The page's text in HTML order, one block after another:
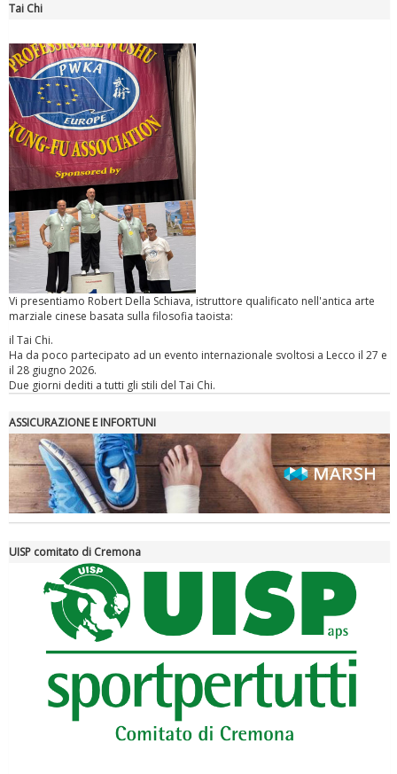
Tiziano Pesce a Radio InBlu2000 traccia il bilancio della stagione
Ddl Lobby, Uisp: “Il Parlamento valorizzi le nostre specificità"
La formazione Uisp rallenta ma prosegue anche in estate
Tai Chi
Vi presentiamo Robert Della Schiava, istruttore qualificato nell'antica arte
marziale cinese basata sulla filosofia taoista:
il Tai Chi.
Ha da poco partecipato ad un evento internazionale svoltosi a Lecco il 27 e
il 28 giugno 2026.
Due giorni dediti a tutti gli stili del Tai Chi.
ASSICURAZIONE E INFORTUNI
UISP comitato di Cremona